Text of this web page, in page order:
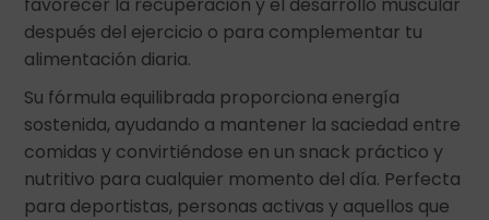
después del ejercicio o para complementar tu
alimentación diaria.
Su fórmula equilibrada proporciona energía
sostenida, ayudando a mantener la saciedad entre
comidas y convirtiéndose en un snack práctico y
nutritivo para cualquier momento del día. Perfecta
para deportistas, personas activas y aquellos que